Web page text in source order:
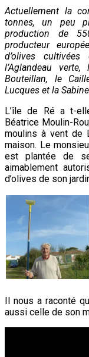
Actuellement la
tonnes, un peu
production de
producteur
d’olives
l’Aglandeau
Bouteillan, le
Lucques et la Sabine
L’île de Ré a t-
Béatrice Moulin-
moulins à vent de
maison. Le
est plantée de
aimablement
d’olives de son
Il nous a raconté
aussi celle de son